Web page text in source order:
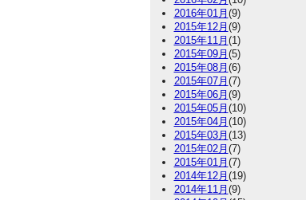
2016年01月 (9)
2015年12月 (9)
2015年11月 (1)
2015年09月 (5)
2015年08月 (6)
2015年07月 (7)
2015年06月 (9)
2015年05月 (10)
2015年04月 (10)
2015年03月 (13)
2015年02月 (7)
2015年01月 (7)
2014年12月 (19)
2014年11月 (9)